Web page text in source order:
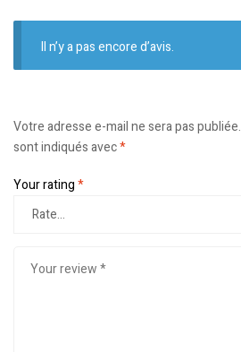
Il n’y a pas encore d’avis.
Votre adresse e-mail ne sera pas publiée.
sont indiqués avec*
Your rating*